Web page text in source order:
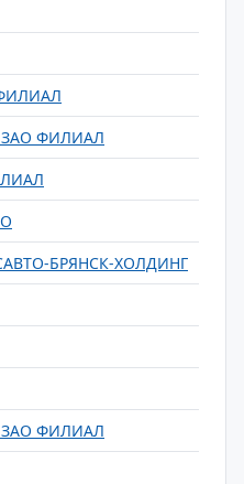
ФИЛИАЛ
БРЯНСК-ХОЛДИНГ
ФИЛИАЛ